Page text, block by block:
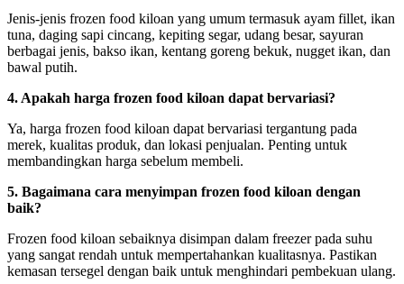
Jenis-jenis frozen food kiloan yang umum termasuk ayam fillet, ikan
tuna, daging sapi cincang, kepiting segar, udang besar, sayuran
berbagai jenis, bakso ikan, kentang goreng bekuk, nugget ikan, dan
bawal putih.
4. Apakah harga frozen food kiloan dapat bervariasi?
Ya, harga frozen food kiloan dapat bervariasi tergantung pada
merek, kualitas produk, dan lokasi penjualan. Penting untuk
membandingkan harga sebelum membeli.
5. Bagaimana cara menyimpan frozen food kiloan dengan
baik?
Frozen food kiloan sebaiknya disimpan dalam freezer pada suhu
yang sangat rendah untuk mempertahankan kualitasnya. Pastikan
kemasan tersegel dengan baik untuk menghindari pembekuan ulang.